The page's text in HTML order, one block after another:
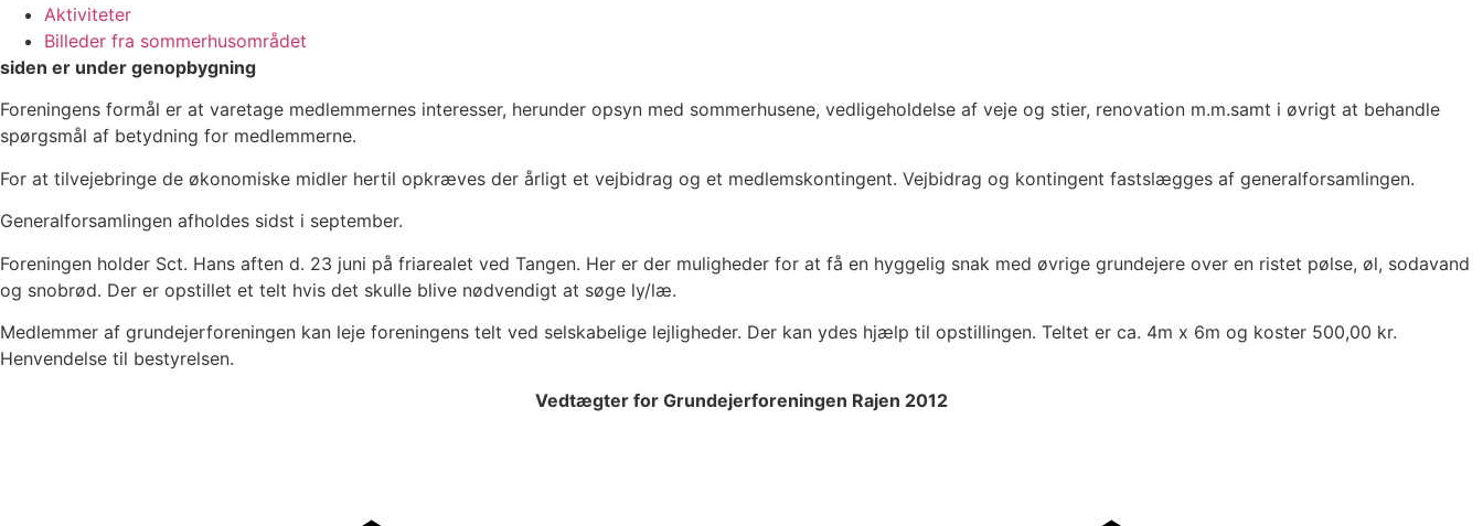
Aktiviteter
Billeder fra sommerhusområdet
siden er under genopbygning
Foreningens formål er at varetage medlemmernes interesser, herunder opsyn med sommerhusene, vedligeholdelse af veje og stier, renovation m.m.samt i øvrigt at behandle
spørgsmål af betydning for medlemmerne.
For at tilvejebringe de økonomiske midler hertil opkræves der årligt et vejbidrag og et medlemskontingent. Vejbidrag og kontingent fastslægges af generalforsamlingen.
Generalforsamlingen afholdes sidst i september.
Foreningen holder Sct. Hans aften d. 23 juni på friarealet ved Tangen. Her er der muligheder for at få en hyggelig snak med øvrige grundejere over en ristet pølse, øl, sodavand
og snobrød. Der er opstillet et telt hvis det skulle blive nødvendigt at søge ly/læ.
Medlemmer af grundejerforeningen kan leje foreningens telt ved selskabelige lejligheder. Der kan ydes hjælp til opstillingen. Teltet er ca. 4m x 6m og koster 500,00 kr.
Henvendelse til bestyrelsen.
Vedtægter for Grundejerforeningen Rajen 2012